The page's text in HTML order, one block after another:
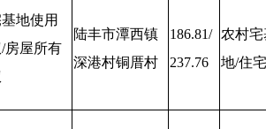
地使用
房屋所有
陆丰市潭西镇
深港村铜厝村
186.81/
237.76
农村宅
地/住宅